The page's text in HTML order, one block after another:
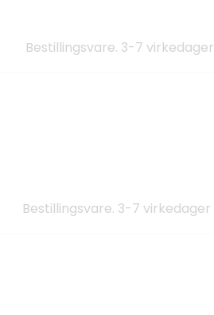
Bestillingsvare. 3-7 virkedager
Bestillingsvare. 3-7 virkedager